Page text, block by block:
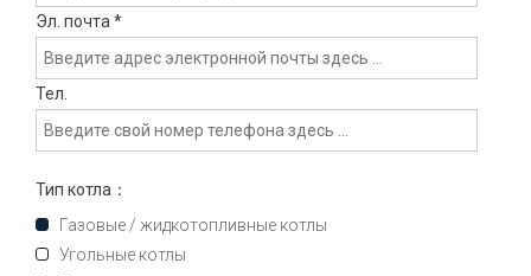
Эл. почта *
Тел.
Тип котла：
Газовые / жидкотопливные котлы
Угольные котлы